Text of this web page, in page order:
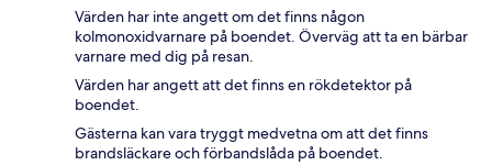
Värden har inte angett om det finns någon
kolmonoxidvarnare på boendet. Överväg att ta en bärbar
varnare med dig på resan.
Värden har angett att det finns en rökdetektor på
boendet.
Gästerna kan vara tryggt medvetna om att det finns
brandsläckare och förbandslåda på boendet.